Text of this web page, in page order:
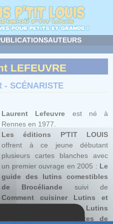
AUTEURS
LEFEUVRE
- SCÉNARISTE
Laurent Lefeuvre est né à
Rennes en 1977.
Les éditions P'TIT LOUIS
offrent à ce jeune débutant
plusieurs cartes blanches avec
un premier ouvrage en 2005 : Le
guide des lutins comestibles
de Brocéliande suivi de
Comment cuisiner Lutins et
30 recettes de Lutins
30 Recettes de